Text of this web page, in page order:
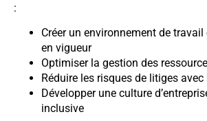
:
Créer un environnement de
en vigueur
Optimiser la gestion des
Réduire les risques de litiges
Développer une culture
inclusive